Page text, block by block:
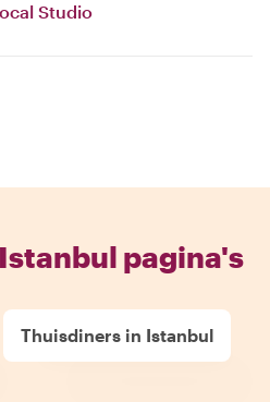
Studio
pagina's
Thuisdiners in Istanbul